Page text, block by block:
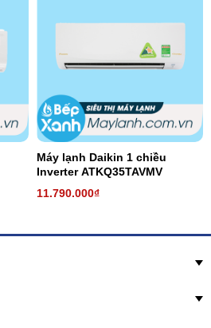
Máy lạnh Daikin 1 chiều
Inverter ATKQ35TAVMV
11.790.000₫